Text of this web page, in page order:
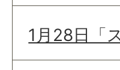
1月28日「